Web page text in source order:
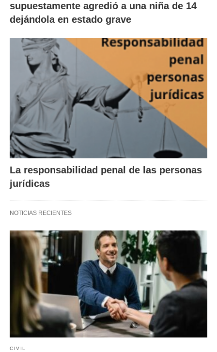
supuestamente agredió a una niña de 14
dejándola en estado grave
La responsabilidad penal de las personas
jurídicas
NOTICIAS RECIENTES
CIVIL